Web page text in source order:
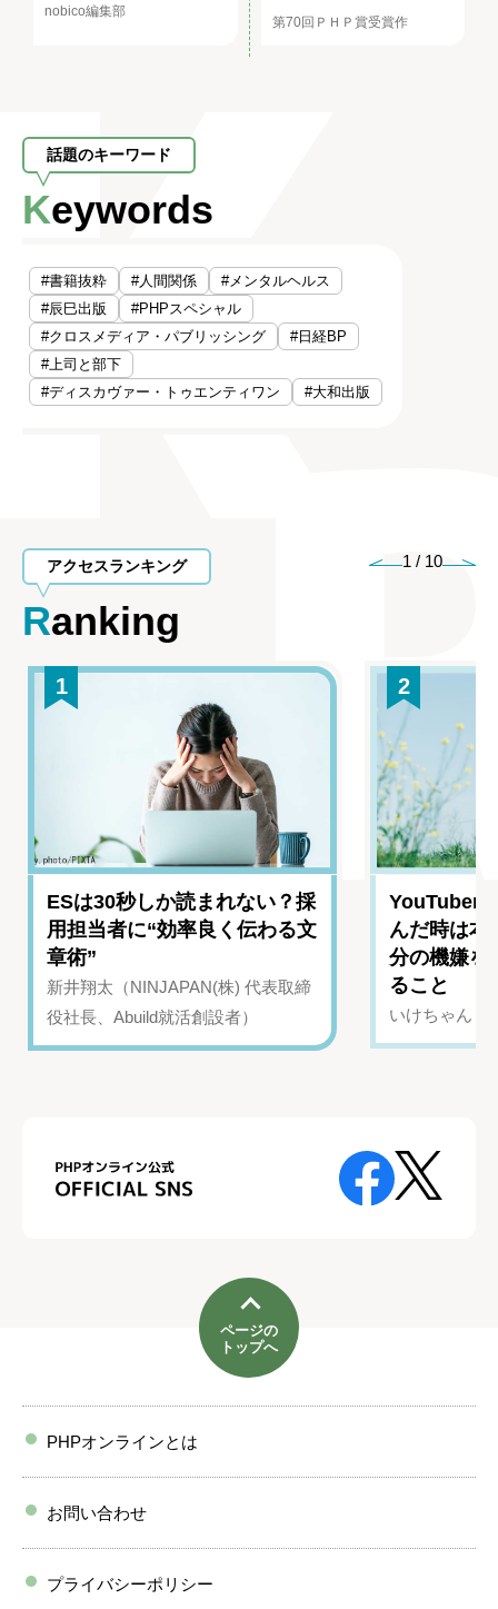
nobico編集部
第70回ＰＨＰ賞受賞作
話題のキーワード
Keywords
#書籍抜粋 #人間関係
#メンタルヘルス
#辰巳出版
#PHPスペシャル
#クロスメディア・パブリッシング
#日経BP
#上司と部下
#ディスカヴァー・トゥエンティワン
#大和出版
アクセスランキング
Ranking
1 / 10
1
ESは30秒しか読まれない？採
用担当者に“効率良く伝わる文
章術”
新井翔太（NINJAPAN(株) 代表取締
役社長、Abuild就活創設者）
2
YouTuber
んだ時は
分の機嫌を
ること
いけちゃん（
ページの
トップへ
PHPオンラインとは
お問い合わせ
プライバシーポリシー